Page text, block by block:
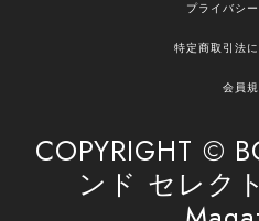
の商品のお手伝いがで
安心してお任せいただ
がけてまいります。 ま
プライバシ
特定商取引法
会員
COPYRIGHT ©
ンド セレク